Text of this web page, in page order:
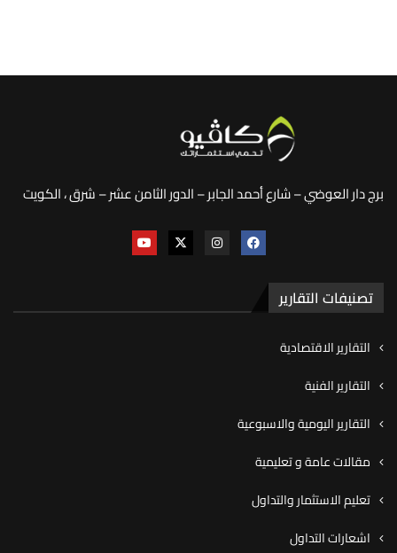
برج دار العوضي – شارع أحمد الجابر – الدور الثامن عشر – شرق ، الكويت
تصنيفات التقارير
التقارير الاقتصادية
التقارير الفنية
التقارير اليومية والاسبوعية
مقالات عامة و تعليمية
تعليم الاستثمار والتداول
اشعارات التداول